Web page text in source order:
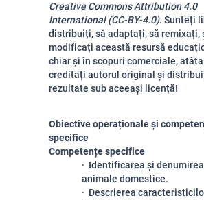
Creative Commons Attribution 4.0
International (CC-BY-4.0). Sunteți
distribuiți, să adaptați, să remixați,
modificați această resursă
chiar și în scopuri comerciale,
creditați autorul original și
rezultate sub aceeași licență!
Obiective operaționale și
specifice
Competențe specifice
· Identificarea și
animale domestice.
· Descrierea